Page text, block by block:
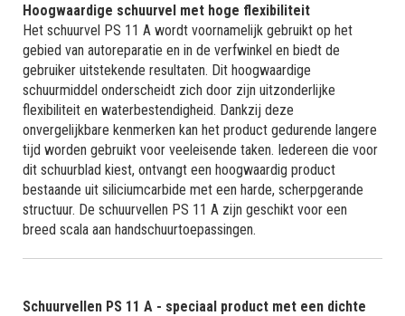
Hoogwaardige schuurvel met hoge flexibiliteit
Het schuurvel PS 11 A wordt voornamelijk gebruikt op het
gebied van autoreparatie en in de verfwinkel en biedt de
gebruiker uitstekende resultaten. Dit hoogwaardige
schuurmiddel onderscheidt zich door zijn uitzonderlijke
flexibiliteit en waterbestendigheid. Dankzij deze
onvergelijkbare kenmerken kan het product gedurende langere
tijd worden gebruikt voor veeleisende taken. Iedereen die voor
dit schuurblad kiest, ontvangt een hoogwaardig product
bestaande uit siliciumcarbide met een harde, scherpgerande
structuur. De schuurvellen PS 11 A zijn geschikt voor een
breed scala aan handschuurtoepassingen.
Schuurvellen PS 11 A - speciaal product met een dichte